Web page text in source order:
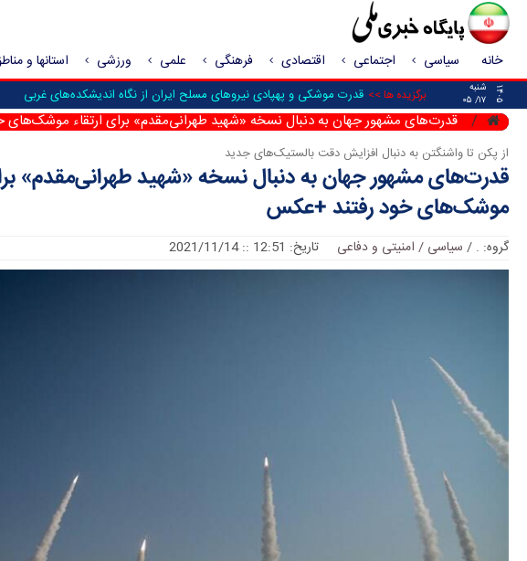
خانه سیاسی اجتماعی اقتصادی فرهنگی علمی ورزشی استانها و
۱۴۰۵
شنبه
۱۷/ ۰۵
برگزیده ها >> قدرت موشکی و پهپادی نیرو‌های مسلح ایران از نگاه اندیشکده‌های غربی
قدرت‌های مشهور جهان به دنبال نسخه «شهید طهرانی‌مقدم» برای ارتقاء
از پکن تا واشنگتن به دنبال افزایش دقت بالستیک‌های جدید
قدرت‌های مشهور جهان به دنبال نسخه «شهید طهرانی‌مقدم»
موشک‌های خود رفتند +عکس
گروه: .
/ سیاسی / امنیتی و دفاعی تاریخ: 12:51 :: 2021/11/14